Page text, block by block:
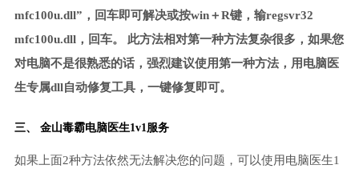
mfc100u.dll”，回车即可解决或按win＋R键，输regsvr32
mfc100u.dll，回车。 此方法相对第一种方法复杂很多，如果您
对电脑不是很熟悉的话，强烈建议使用第一种方法，用电脑医
生专属dll自动修复工具，一键修复即可。
三、 金山毒霸电脑医生1v1服务
如果上面2种方法依然无法解决您的问题，可以使用电脑医生1